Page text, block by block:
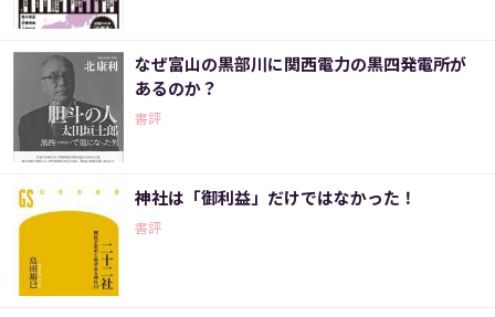
なぜ富山の黒部川に関西電力の黒四発電所が
あるのか？
書評
神社は「御利益」だけではなかった！
書評